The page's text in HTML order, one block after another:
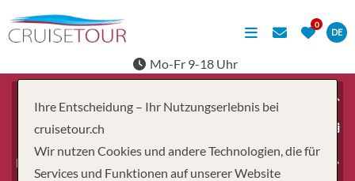
DE
Mo-Fr 9-18 Uhr
Erwachsene
Ihre Entscheidung – Ihr Nutzungserlebnis bei
cruisetour.ch
Wir nutzen Cookies und andere Technologien, die für
Services und Funktionen auf unserer Website